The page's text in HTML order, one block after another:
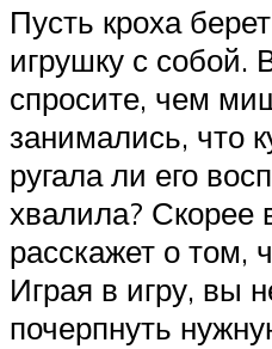
Пусть кроха
игрушку с собой.
спросите, чем
занимались, что
ругала ли его
хвалила? Скорее
расскажет о том,
Играя в игру, вы
почерпнуть